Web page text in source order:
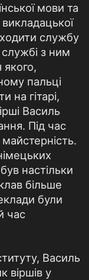
мови та
викладацької
службу
службі з ним
якого,
пальці
на гітарі,
Василь
Під час
настільки
більше
були
час
Василь
віршів у